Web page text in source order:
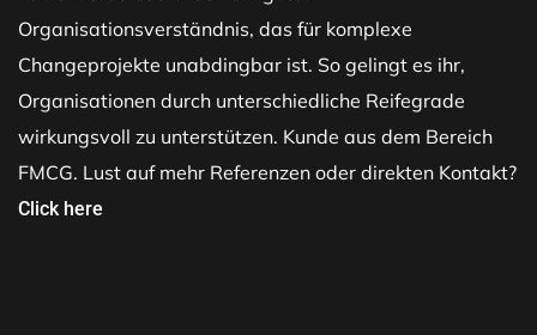
Organisationsverständnis, das für komplexe
Changeprojekte unabdingbar ist. So gelingt es ihr,
Organisationen durch unterschiedliche Reifegrade
wirkungsvoll zu unterstützen. Kunde aus dem Bereich
FMCG. Lust auf mehr Referenzen oder direkten Kontakt?
Click here